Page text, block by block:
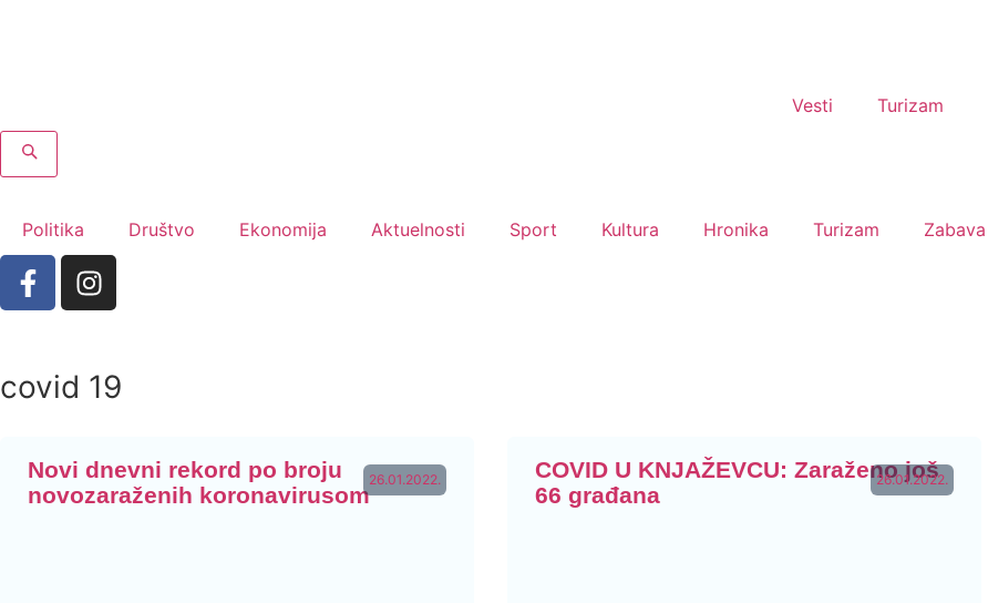
Vesti Turizam
Politika Društvo Ekonomija Aktuelnosti Sport Kultura Hronika Turizam Zabava
covid 19
26.01.2022.
Novi dnevni rekord po broju
novozaraženih koronavirusom
26.01.2022.
COVID U KNJAŽEVCU: Zaraženo još
66 građana